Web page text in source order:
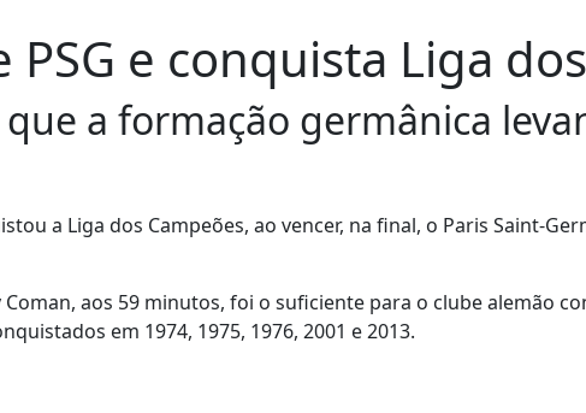
PSG e conquista Liga
que a formação germânica
a Liga dos Campeões, ao vencer, na final, o Paris Saint-
aos 59 minutos, foi o suficiente para o clube alemão
em 1974, 1975, 1976, 2001 e 2013.